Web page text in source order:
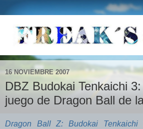
16 NOVIEMBRE 2007
DBZ Budokai Tenkaichi
juego de Dragon Ball de
Dragon Ball Z: Budokai Tenkaichi